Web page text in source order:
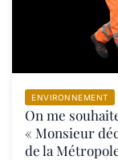
ENVIRONNEMENT
On me
« Monsieur
de la